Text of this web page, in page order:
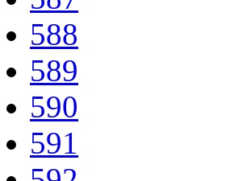
588
589
590
591